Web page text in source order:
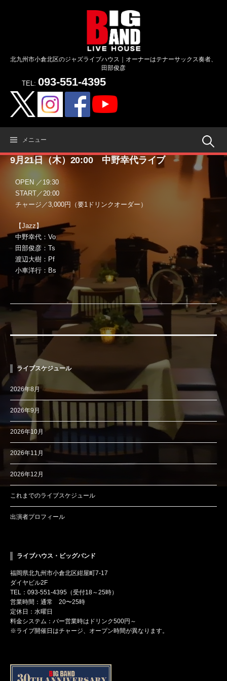
北九州市小倉北区のジャズライブハウス｜オーナーはテナーサックス奏者、
田部俊彦
TEL: 093-551-4395
メニュー 検
索:
9月21日（木）20:00 中野幸代ライブ
OPEN ／19:30
START／20:00
チャージ／3,000円（要1ドリンクオーダー）
【Jazz】
中野幸代：Vo
田部俊彦：Ts
渡辺大樹：Pf
小車洋行：Bs
ライブスケジュール
2026年8月
2026年9月
2026年10月
2026年11月
2026年12月
これまでのライブスケジュール
出演者プロフィール
ライブハウス・ビッグバンド
福岡県北九州市小倉北区紺屋町7-17
ダイヤビル2F
TEL：093-551-4395（受付18～25時）
営業時間：通常 20〜25時
定休日：水曜日
料金システム：バー営業時はドリンク500円～
※ライブ開催日はチャージ、オープン時間が異なります。